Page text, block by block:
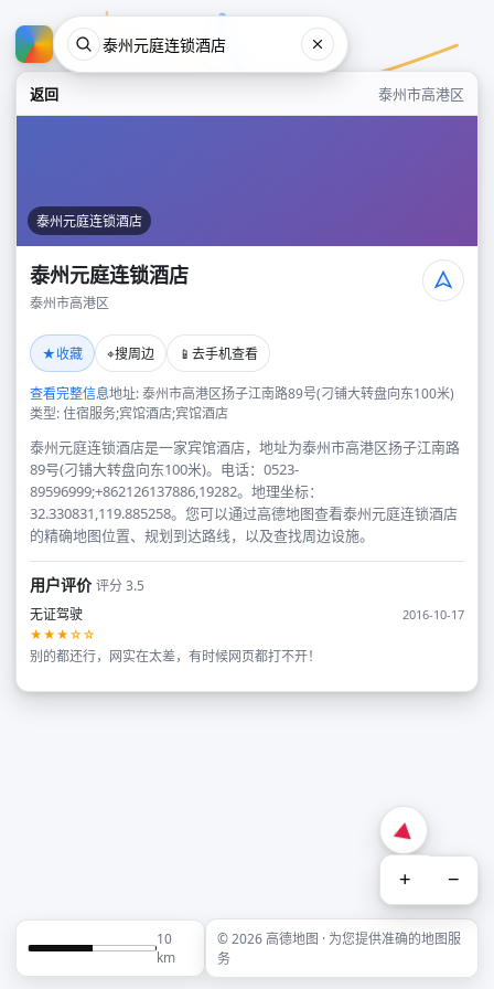
返回 泰州市高港区
泰州元庭连锁酒店
泰州元庭连锁酒店
泰州市高港区
★收藏 ⌖搜周边 📱 去手机查看
查看完整信息地址: 泰州市高港区扬子江南路89号(刁铺大转盘向东100米)
类型: 住宿服务;宾馆酒店;宾馆酒店
泰州元庭连锁酒店是一家宾馆酒店，地址为泰州市高港区扬子江南路
89号(刁铺大转盘向东100米)。电话：0523-
89596999;+862126137886,19282。地理坐标：
32.330831,119.885258。您可以通过高德地图查看泰州元庭连锁酒店
的精确地图位置、规划到达路线，以及查找周边设施。
用户评价评分 3.5
无证驾驶
2016-10-17
★★★☆☆
别的都还行，网实在太差，有时候网页都打不开！
+ −
10
km
© 2026 高德地图 · 为您提供准确的地图服
务